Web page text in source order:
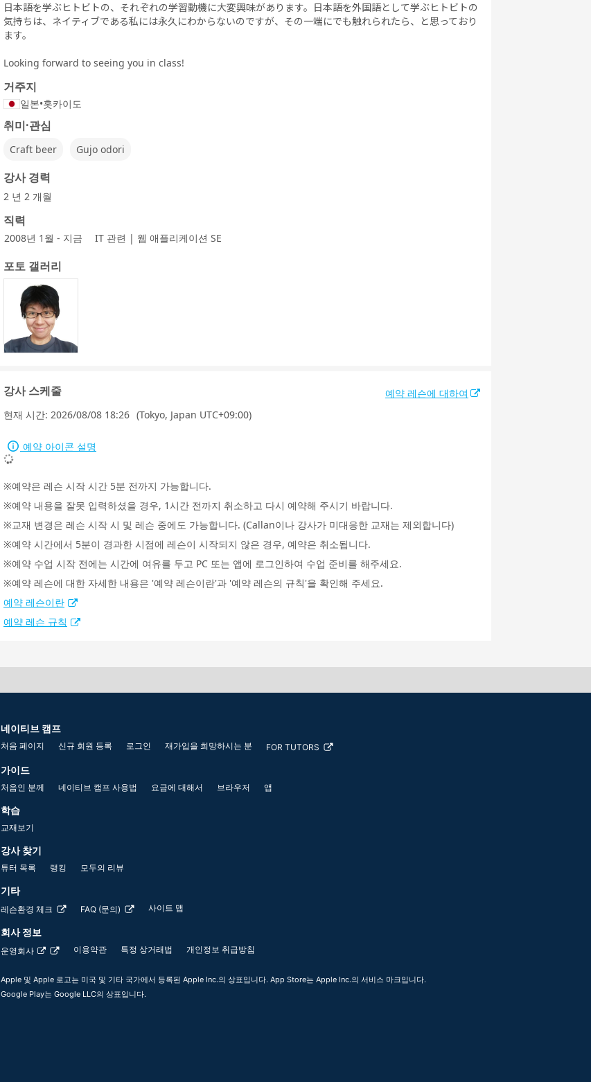
日本語を学ぶヒトビトの、それぞれの学習動機に大変興味があります。日本語を外国語として学ぶヒトビトの
気持ちは、ネイティブである私には永久にわからないのですが、その一端にでも触れられたら、と思っており
ます。
Looking forward to seeing you in class!
거주지
일본•홋카이도
취미·관심
Craft beer Gujo odori
강사 경력
2 년 2 개월
직력
2008년 1월 - 지금 IT 관련 | 웹 애플리케이션 SE
포토 갤러리
강사 스케줄
예약 레슨에 대하여
현재 시간: 2026/08/08 18:26 (Tokyo, Japan UTC+09:00)
예약 아이콘 설명
예약은 레슨 시작 시간 5분 전까지 가능합니다.
예약 내용을 잘못 입력하셨을 경우, 1시간 전까지 취소하고 다시 예약해 주시기 바랍니다.
교재 변경은 레슨 시작 시 및 레슨 중에도 가능합니다. (Callan이나 강사가 미대응한 교재는 제외합니다)
예약 시간에서 5분이 경과한 시점에 레슨이 시작되지 않은 경우, 예약은 취소됩니다.
예약 수업 시작 전에는 시간에 여유를 두고 PC 또는 앱에 로그인하여 수업 준비를 해주세요.
예약 레슨에 대한 자세한 내용은 '예약 레슨이란'과 '예약 레슨의 규칙'을 확인해 주세요.
예약 레슨이란
예약 레슨 규칙
네이티브 캠프
처음 페이지 신규 회원 등록 로그인 재가입을 희망하시는 분 FOR TUTORS
가이드
처음인 분께 네이티브 캠프 사용법 요금에 대해서 브라우저 앱
학습
교재보기
강사 찾기
튜터 목록 랭킹 모두의 리뷰
기타
레슨환경 체크 FAQ (문의) 사이트 맵
회사 정보
운영회사 이용약관 특정 상거래법 개인정보 취급방침
Apple 및 Apple 로고는 미국 및 기타 국가에서 등록된 Apple Inc.의 상표입니다. App Store는 Apple Inc.의 서비스 마크입니다.
Google Play는 Google LLC의 상표입니다.